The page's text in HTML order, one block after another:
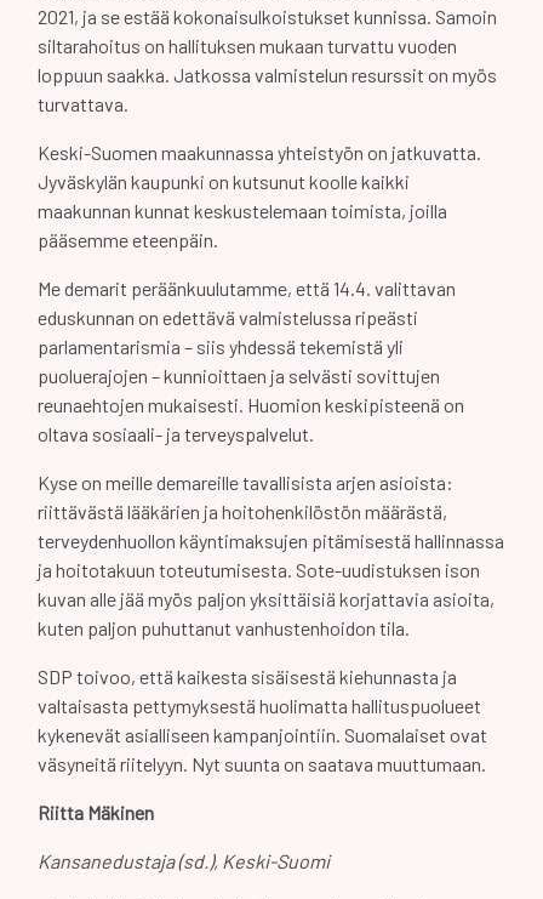
2021, ja se estää kokonaisulkoistukset kunnissa. Samoin
siltarahoitus on hallituksen mukaan turvattu vuoden
loppuun saakka. Jatkossa valmistelun resurssit on myös
turvattava.
Keski-Suomen maakunnassa yhteistyön on jatkuvatta.
Jyväskylän kaupunki on kutsunut koolle kaikki
maakunnan kunnat keskustelemaan toimista, joilla
pääsemme eteenpäin.
Me demarit peräänkuulutamme, että 14.4. valittavan
eduskunnan on edettävä valmistelussa ripeästi
parlamentarismia – siis yhdessä tekemistä yli
puoluerajojen – kunnioittaen ja selvästi sovittujen
reunaehtojen mukaisesti. Huomion keskipisteenä on
oltava sosiaali- ja terveyspalvelut.
Kyse on meille demareille tavallisista arjen asioista:
riittävästä lääkärien ja hoitohenkilöstön määrästä,
terveydenhuollon käyntimaksujen pitämisestä hallinnassa
ja hoitotakuun toteutumisesta. Sote-uudistuksen ison
kuvan alle jää myös paljon yksittäisiä korjattavia asioita,
kuten paljon puhuttanut vanhustenhoidon tila.
SDP toivoo, että kaikesta sisäisestä kiehunnasta ja
valtaisasta pettymyksestä huolimatta hallituspuolueet
kykenevät asialliseen kampanjointiin. Suomalaiset ovat
väsyneitä riitelyyn. Nyt suunta on saatava muuttumaan.
Riitta Mäkinen
Kansanedustaja (sd.), Keski-Suomi